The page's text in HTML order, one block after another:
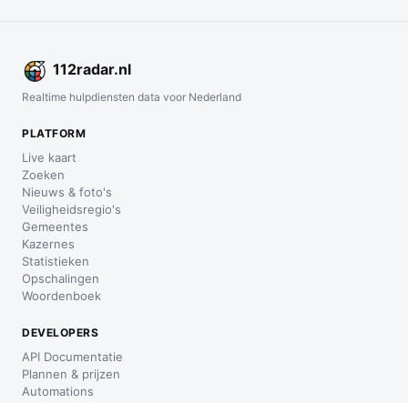
112radar.nl
Realtime hulpdiensten data voor Nederland
PLATFORM
Live kaart
Zoeken
Nieuws & foto's
Veiligheidsregio's
Gemeentes
Kazernes
Statistieken
Opschalingen
Woordenboek
DEVELOPERS
API Documentatie
Plannen & prijzen
Automations